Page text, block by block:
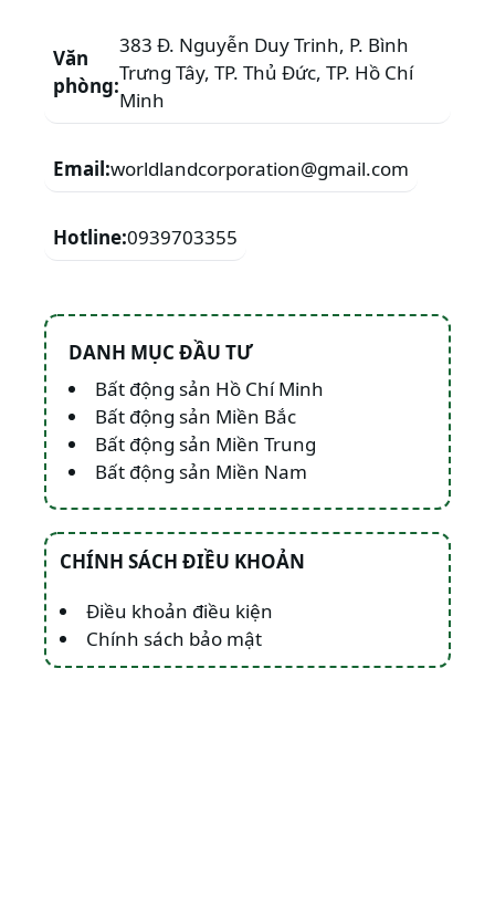
Văn
phòng:
383 Đ. Nguyễn Duy Trinh, P. Bình
Trưng Tây, TP. Thủ Đức, TP. Hồ Chí
Minh
Email:worldlandcorporation@gmail.com
Hotline:0939703355
DANH MỤC ĐẦU TƯ
Bất động sản Hồ Chí Minh
Bất động sản Miền Bắc
Bất động sản Miền Trung
Bất động sản Miền Nam
CHÍNH SÁCH ĐIỀU KHOẢN
Điều khoản điều kiện
Chính sách bảo mật